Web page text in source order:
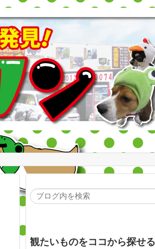
観たいものをココから探せる